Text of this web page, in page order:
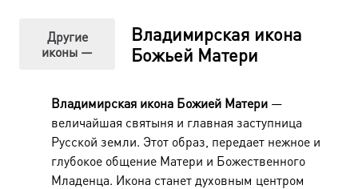
Другие
иконы —
Владимирская икона
Божьей Матери
Владимирская икона Божией Матери —
величайшая святыня и главная заступница
Русской земли. Этот образ, передает нежное и
глубокое общение Матери и Божественного
Младенца. Икона станет духовным центром